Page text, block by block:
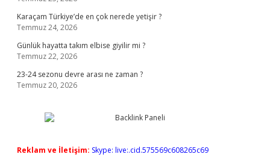
Karaçam Türkiye’de en çok nerede yetişir ?
Temmuz 24, 2026
Günlük hayatta takım elbise giyilir mi ?
Temmuz 22, 2026
23-24 sezonu devre arası ne zaman ?
Temmuz 20, 2026
Reklam ve İletişim: Skype: live:.cid.575569c608265c69